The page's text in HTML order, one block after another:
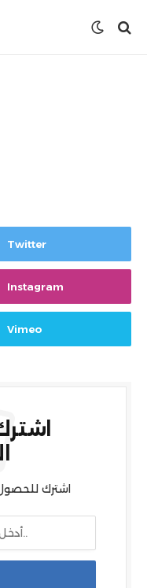
Twitter
Instagram
Vimeo
اشترك